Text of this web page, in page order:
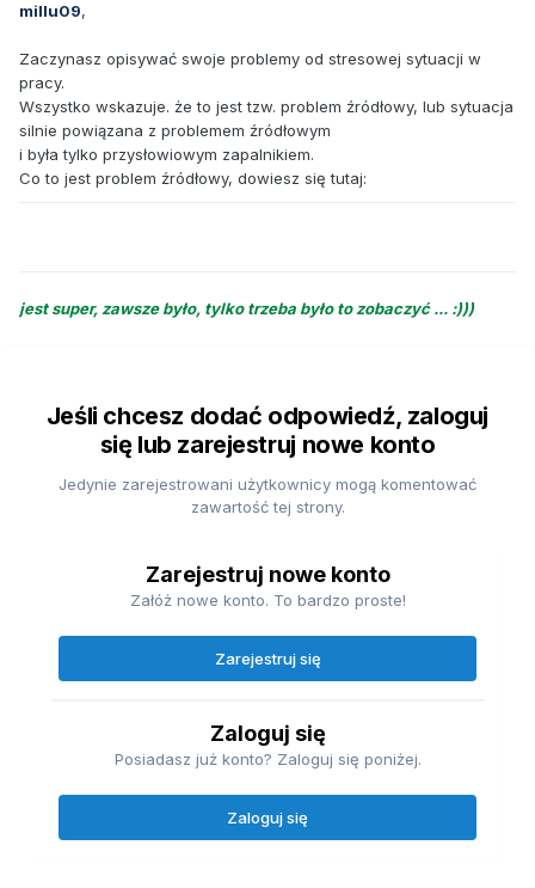
millu09,
Zaczynasz opisywać swoje problemy od stresowej sytuacji w
pracy.
Wszystko wskazuje. że to jest tzw. problem źródłowy, lub sytuacja
silnie powiązana z problemem źródłowym
i była tylko przysłowiowym zapalnikiem.
Co to jest problem źródłowy, dowiesz się tutaj:
jest super, zawsze było, tylko trzeba było to zobaczyć ... :)))
Jeśli chcesz dodać odpowiedź, zaloguj
się lub zarejestruj nowe konto
Jedynie zarejestrowani użytkownicy mogą komentować
zawartość tej strony.
Zarejestruj nowe konto
Załóż nowe konto. To bardzo proste!
Zarejestruj się
Zaloguj się
Posiadasz już konto? Zaloguj się poniżej.
Zaloguj się